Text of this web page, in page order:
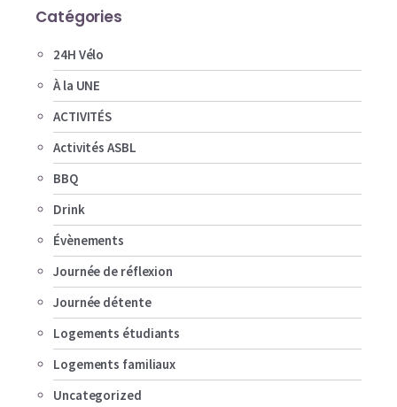
Catégories
24H Vélo
À la UNE
ACTIVITÉS
Activités ASBL
BBQ
Drink
Évènements
Journée de réflexion
Journée détente
Logements étudiants
Logements familiaux
Uncategorized